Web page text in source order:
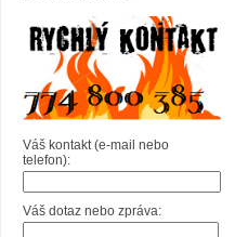
Váš kontakt (e-mail nebo
telefon):
Váš dotaz nebo zpráva: